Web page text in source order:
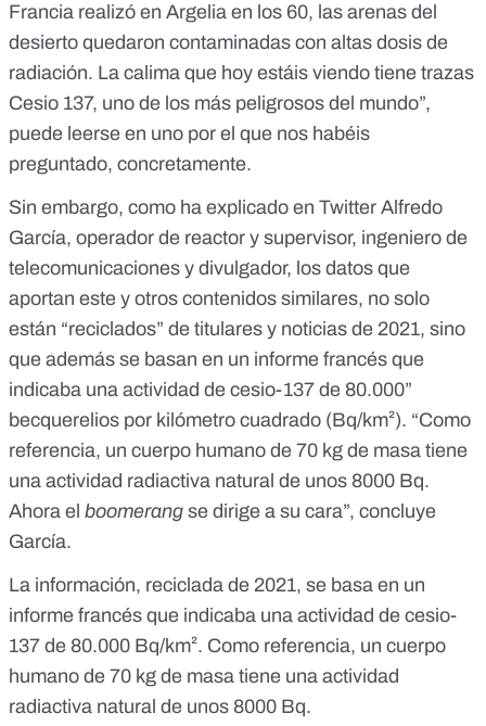
Francia realizó en Argelia en los 60, las arenas del
desierto quedaron contaminadas con altas dosis de
radiación. La calima que hoy estáis viendo tiene trazas
Cesio 137, uno de los más peligrosos del mundo”,
puede leerse en uno por el que nos habéis
preguntado, concretamente.
Sin embargo, como ha explicado en Twitter Alfredo
García, operador de reactor y supervisor, ingeniero de
telecomunicaciones y divulgador, los datos que
aportan este y otros contenidos similares, no solo
están “reciclados” de titulares y noticias de 2021, sino
que además se basan en un informe francés que
indicaba una actividad de cesio-137 de 80.000”
becquerelios por kilómetro cuadrado (Bq/km²). “Como
referencia, un cuerpo humano de 70 kg de masa tiene
una actividad radiactiva natural de unos 8000 Bq.
Ahora el boomerang se dirige a su cara”, concluye
García.
La información, reciclada de 2021, se basa en un
informe francés que indicaba una actividad de cesio-
137 de 80.000 Bq/km². Como referencia, un cuerpo
humano de 70 kg de masa tiene una actividad
radiactiva natural de unos 8000 Bq.